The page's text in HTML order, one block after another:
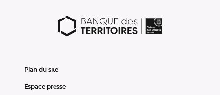
Plan du site
Espace presse